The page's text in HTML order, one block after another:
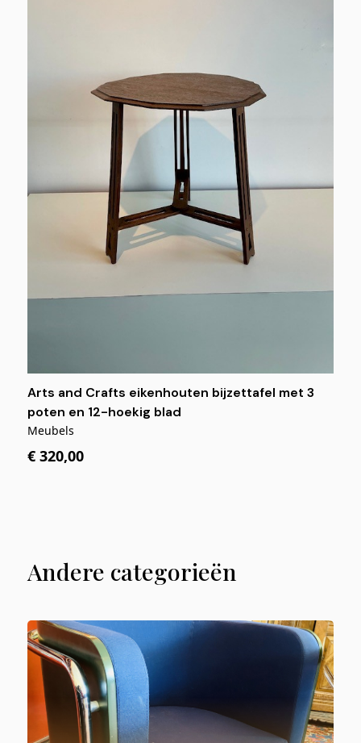
Arts and Crafts eikenhouten bijzettafel met 3
poten en 12-hoekig blad
Meubels
€ 320,00
Andere categorieën